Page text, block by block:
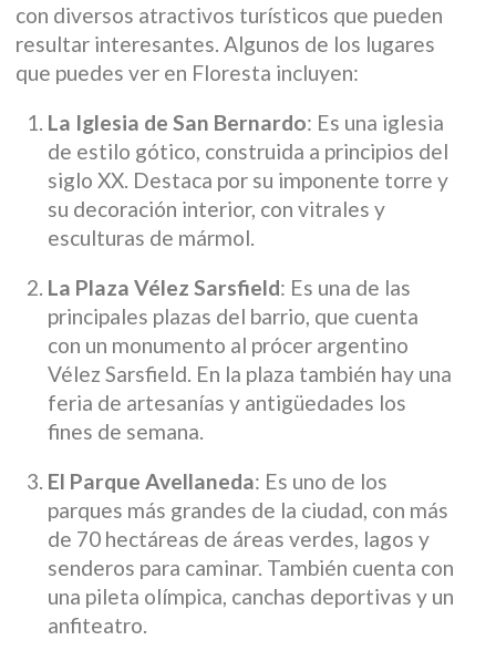
con diversos atractivos turísticos que pueden
resultar interesantes. Algunos de los lugares
que puedes ver en Floresta incluyen:
La Iglesia de San Bernardo: Es una iglesia
de estilo gótico, construida a principios del
siglo XX. Destaca por su imponente torre y
su decoración interior, con vitrales y
esculturas de mármol.
La Plaza Vélez Sarsfield: Es una de las
principales plazas del barrio, que cuenta
con un monumento al prócer argentino
Vélez Sarsfield. En la plaza también hay una
feria de artesanías y antigüedades los
fines de semana.
El Parque Avellaneda: Es uno de los
parques más grandes de la ciudad, con más
de 70 hectáreas de áreas verdes, lagos y
senderos para caminar. También cuenta con
una pileta olímpica, canchas deportivas y un
anfiteatro.